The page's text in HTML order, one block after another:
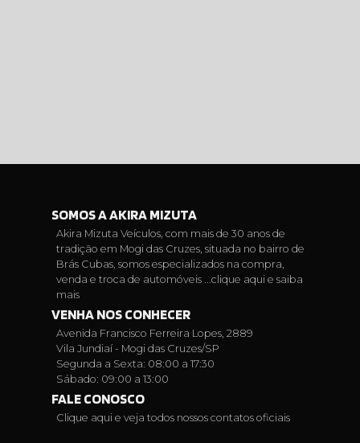
SOMOS A AKIRA MIZUTA
Akira Mizuta Veículos, com mais de 30 anos de
tradição em Mogi das Cruzes, situada no bairro de
Brás Cubas, somos especializados na compra,
venda e troca de automóveis ... clique aqui e saiba
mais
VENHA NOS CONHECER
Avenida Francisco Ferreira Lopes, 2889
Vila Jundiaí - Mogi das Cruzes/SP
Segunda a Sexta: 08:00 a 17:30
Sábado: 09:00 a 13:00
FALE CONOSCO
Clique aqui e veja todos nossos contatos oficiais